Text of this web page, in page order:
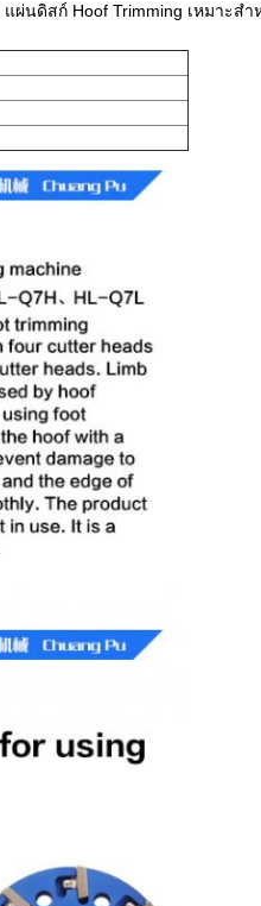
แผ่นดิสก์ Hoof Trimming เหมาะส